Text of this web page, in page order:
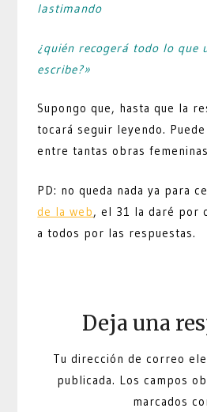
lastimando
¿quién recogerá todo lo que
escribe?»
Supongo que, hasta que la
tocará seguir leyendo.
entre tantas obras
PD: no queda nada ya para
de la web, el 31 la daré por
a todos por las respuestas.
Deja una
Tu dirección de correo
publicada. Los campos
marcados